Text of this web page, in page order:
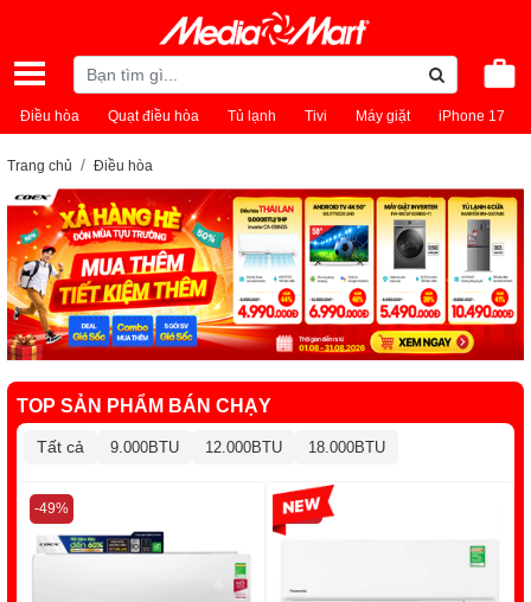
Điều hòa Quạt điều hòa Tủ lạnh Tivi Máy giặt iPhone 17
Trang chủ Điều hòa
TOP SẢN PHẨM BÁN CHẠY
Tất cả 9.000BTU 12.000BTU 18.000BTU
-49% -13%